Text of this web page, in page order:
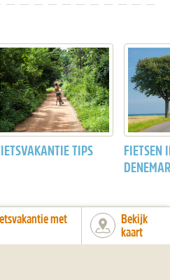
TIPS
FIETSEN
met
Bekijk
kaart